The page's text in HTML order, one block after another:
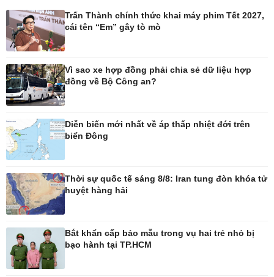
Pháp luật
Vụ án
Tin nóng
Tư vấn luật
Bóng đá Việt Nam
Hậu trường
Ô tô - Xe máy
Trấn Thành chính thức khai máy phim Tết 2027,
cái tên “Em” gây tò mò
Vì sao xe hợp đồng phải chia sẻ dữ liệu hợp
đồng về Bộ Công an?
Diễn biến mới nhất về áp thấp nhiệt đới trên
biển Đông
Thời sự quốc tế sáng 8/8: Iran tung đòn khóa tử
huyệt hàng hải
Bắt khẩn cấp bảo mẫu trong vụ hai trẻ nhỏ bị
bạo hành tại TP.HCM